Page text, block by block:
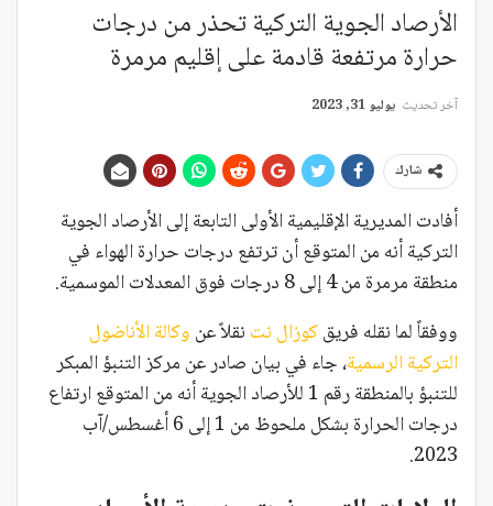
الأرصاد الجوية التركية تحذر من درجات
حرارة مرتفعة قادمة على إقليم مرمرة
آخر تحديث يوليو 31, 2023
شارك
أفادت المديرية الإقليمية الأولى التابعة إلى الأرصاد الجوية
التركية أنه من المتوقع أن ترتفع درجات حرارة الهواء في
منطقة مرمرة من 4 إلى 8 درجات فوق المعدلات الموسمية.
ووفقاً لما نقله فريقكوزال نت نقلاً عن وكالة الأناضول
التركية الرسمية، جاء في بيان صادر عن مركز التنبؤ المبكر
للتنبؤ بالمنطقة رقم 1 للأرصاد الجوية أنه من المتوقع ارتفاع
درجات الحرارة بشكل ملحوظ من 1 إلى 6 أغسطس/آب
2023.